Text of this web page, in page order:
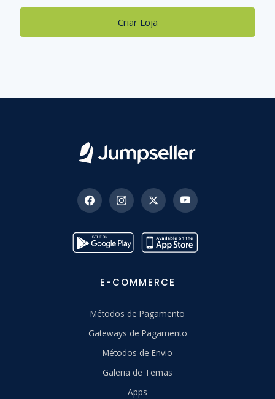
Criar Loja
E-COMMERCE
Métodos de Pagamento
Gateways de Pagamento
Métodos de Envio
Galeria de Temas
Apps